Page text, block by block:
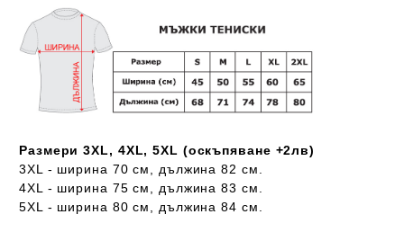
Размери 3XL, 4XL, 5XL (оскъпяване +2лв)
3XL - ширина 70 см, дължина 82 см.
4XL - ширина 75 см, дължина 83 см.
5XL - ширина 80 см, дължина 84 см.